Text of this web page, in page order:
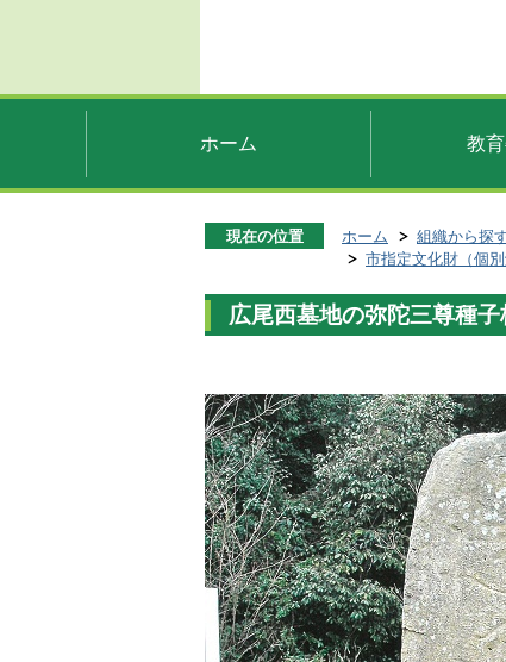
ホーム 教
現在の位置 ホーム 組織から探
市指定文化財（個別
広尾西墓地の弥陀三尊種